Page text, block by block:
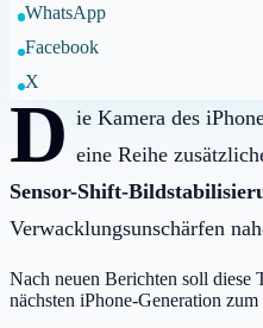
WhatsApp
Facebook
X
D ie Kamera des
eine Reihe
Sensor-Shift-
Verwacklungsunschärfen
Nach neuen Berichten soll diese
nächsten iPhone-Generation